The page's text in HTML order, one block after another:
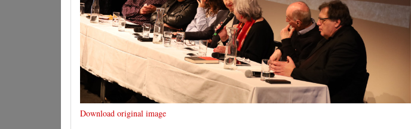
Download original image